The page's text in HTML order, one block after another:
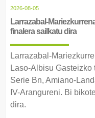
2026-08-05
Larrazabal-
finalera sailkatu dira
Larrazabal-
Laso-Albisu
Serie Bn, Amiano-
IV-Arangureni. Bi
dira.